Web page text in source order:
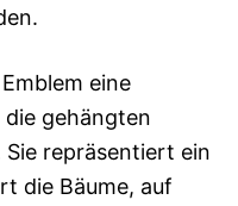
eine
die gehängten
repräsentiert ein
die Bäume, auf